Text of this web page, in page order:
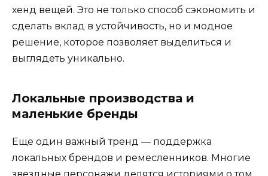
хенд вещей. Это не только способ сэкономить и
сделать вклад в устойчивость, но и модное
решение, которое позволяет выделиться и
выглядеть уникально.
Локальные производства и
маленькие бренды
Еще один важный тренд — поддержка
локальных брендов и ремесленников. Многие
звездные персонажи делятся историями о том,